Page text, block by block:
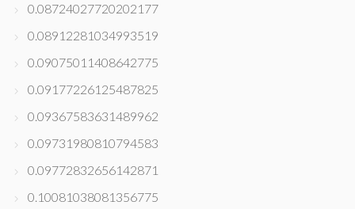
0.08724027720202177
0.08912281034993519
0.09075011408642775
0.09177226125487825
0.09367583631489962
0.09731980810794583
0.09772832656142871
0.10081038081356775